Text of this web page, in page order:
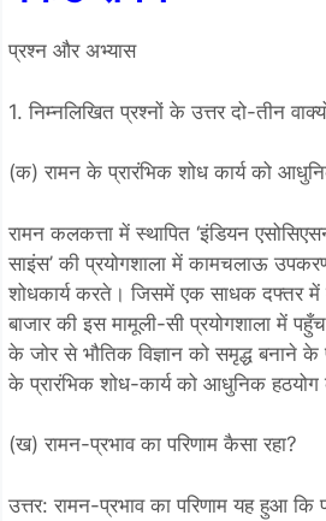
प्रश्न और अभ्यास
1. निम्नलिखित प्रश्नों के उत्तर दो-तीन
(क) रामन के प्रारंभिक शोध कार्य को
रामन कलकत्ता में स्थापित ‘इंडियन
साइंस’ की प्रयोगशाला में कामचलाऊ
शोधकार्य करते। जिसमें एक साधक दफ्तर
बाजार की इस मामूली-सी प्रयोगशाला में
के जोर से भौतिक विज्ञान को समृद्ध बनाने के
के प्रारंभिक शोध-कार्य को आधुनिक हठयोग
(ख) रामन-प्रभाव का परिणाम कैसा रहा?
उत्तर: रामन-प्रभाव का परिणाम यह हुआ कि